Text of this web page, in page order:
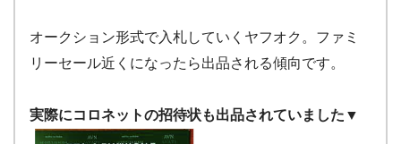
オークション形式で入札していくヤフオク。ファミ
リーセール近くになったら出品される傾向です。
実際にコロネットの招待状も出品されていました▼